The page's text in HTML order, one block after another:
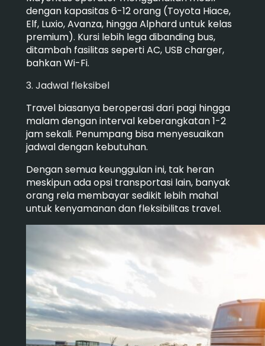
dengan kapasitas 6-12 orang (Toyota Hiace,
Elf, Luxio, Avanza, hingga Alphard untuk kelas
premium). Kursi lebih lega dibanding bus,
ditambah fasilitas seperti AC, USB charger,
bahkan Wi-Fi.
3. Jadwal fleksibel
Travel biasanya beroperasi dari pagi hingga
malam dengan interval keberangkatan 1-2
jam sekali. Penumpang bisa menyesuaikan
jadwal dengan kebutuhan.
Dengan semua keunggulan ini, tak heran
meskipun ada opsi transportasi lain, banyak
orang rela membayar sedikit lebih mahal
untuk kenyamanan dan fleksibilitas travel.